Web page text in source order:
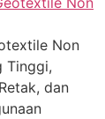
Non
Tinggi,
dan